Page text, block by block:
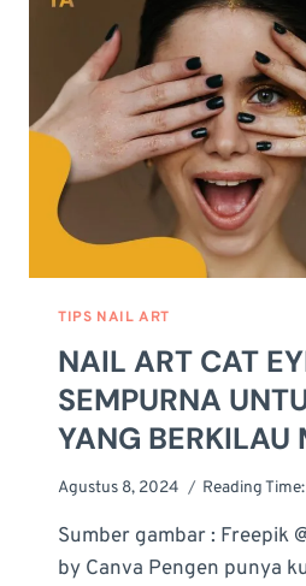
TIMELESS
YANG
HITS
LAGI
TIPS NAIL ART
NAIL ART CAT
SEMPURNA
YANG BERKILAU
Agustus 8, 2024 Reading Time:
Sumber gambar : Freepik
by Canva Pengen punya